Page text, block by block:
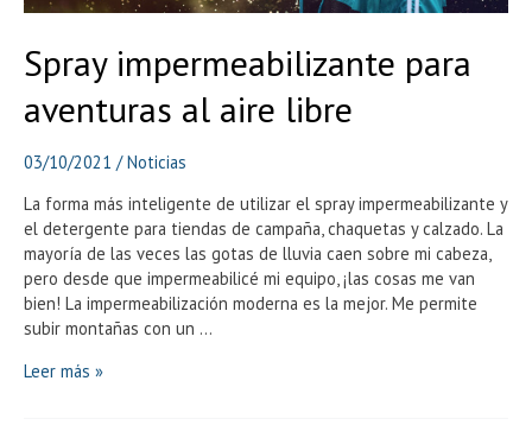
Spray impermeabilizante para
aventuras al aire libre
03/10/2021 /Noticias
La forma más inteligente de utilizar el spray impermeabilizante y
el detergente para tiendas de campaña, chaquetas y calzado. La
mayoría de las veces las gotas de lluvia caen sobre mi cabeza,
pero desde que impermeabilicé mi equipo, ¡las cosas me van
bien! La impermeabilización moderna es la mejor. Me permite
subir montañas con un …
Spray
Leer más »